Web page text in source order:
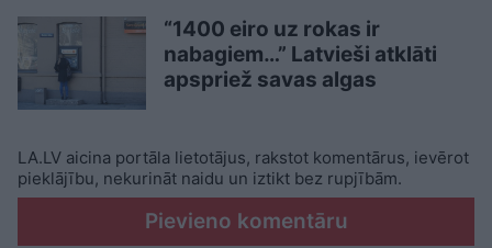
“1400 eiro uz rokas ir
nabagiem…” Latvieši atklāti
apspriež savas algas
LA.LV aicina portāla lietotājus, rakstot komentārus, ievērot
pieklājību, nekurināt naidu un iztikt bez rupjībām.
Pievieno komentāru